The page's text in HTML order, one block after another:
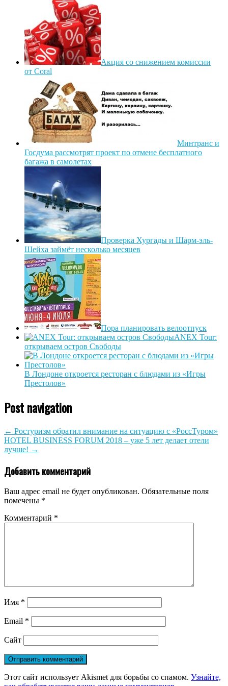
Акция со снижением комиссии
от Coral
Минтранс и
Госдума рассмотрят проект по отмене бесплатного
багажа в самолетах
Проверка Хургады и Шарм-эль-
Шейха займёт несколько месяцев
Пора планировать велоотпуск
ANEX Tour:
открываем остров Свободы
В Лондоне откроется ресторан с блюдами из «Игры
Престолов»
Post navigation
← Ростуризм обратил внимание на ситуацию с «РоссТуром»
HOTEL BUSINESS FORUM 2018 – уже 5 лет делает отели
лучше! →
Добавить комментарий
Ваш адрес email не будет опубликован. Обязательные поля
помечены *
Комментарий *
Имя *
Email *
Сайт
Этот сайт использует Akismet для борьбы со спамом. Узнайте,